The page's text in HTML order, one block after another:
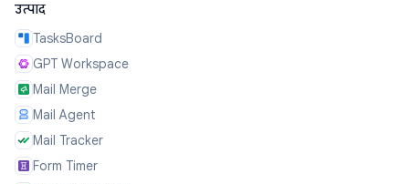
उत्पाद
TasksBoard
GPT Workspace
Mail Merge
Mail Agent
Mail Tracker
Form Timer